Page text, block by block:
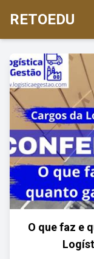
RETOEDU
O que faz e